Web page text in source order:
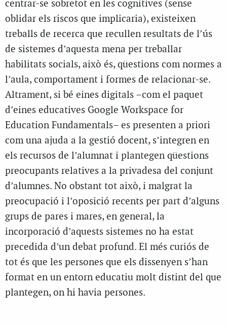
centrar-se sobretot en les cognitives (sense
oblidar els riscos que implicaria), existeixen
treballs de recerca que recullen resultats de l’ús
de sistemes d’aquesta mena per treballar
habilitats socials, això és, qüestions com normes a
l’aula, comportament i formes de relacionar-se.
Altrament, si bé eines digitals –com el paquet
d’eines educatives Google Workspace for
Education Fundamentals– es presenten a priori
com una ajuda a la gestió docent, s’integren en
els recursos de l’alumnat i plantegen qüestions
preocupants relatives a la privadesa del conjunt
d’alumnes. No obstant tot això, i malgrat la
preocupació i l’oposició recents per part d’alguns
grups de pares i mares, en general, la
incorporació d’aquests sistemes no ha estat
precedida d’un debat profund. El més curiós de
tot és que les persones que els dissenyen s’han
format en un entorn educatiu molt distint del que
plantegen, on hi havia persones.